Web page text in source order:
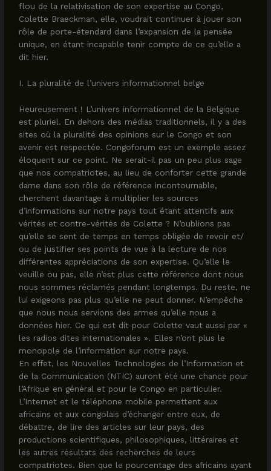
flou de la relativisation de son expertise au Congo,
Colette Braeckman, elle, voudrait continuer à jouer son
rôle de porte-étendard dans l’expansion de la pensée
unique, en étant incapable tenir compte de ce qu’elle a
dit hier.
I. La pluralité de l’univers informationnel belge
Heureusement ! L’univers informationnel de la Belgique
est pluriel. En dehors des médias traditionnels, il y a des
sites où la pluralité des opinions sur le Congo et son
avenir est respectée. Congoforum est un exemple assez
éloquent sur ce point. Ne serait-il pas un peu plus sage
que nos compatriotes, au lieu de conforter cette grande
dame dans son rôle de référence incontournable,
cherchent davantage à multiplier les sources
d’informations sur notre pays tout étant attentifs aux
vérités et contre-vérités de Colette ? N’oublions pas
qu’elle se sent de temps en temps obligée de revoir et/
ou de justifier ses points de vue à la lecture de nos
différentes appréciations de son expertise. Qu’elle le
veuille ou pas, elle n’est plus cette référence dont nous
nous sommes réclamés pendant longtemps. Du reste, ne
lui exigeons pas plus qu’elle ne peut donner. N’empêche
que nous nous servions des armes qu’elle nous a
données hier. Ce qui est dit pour Colette vaut aussi par «
les radios dites internationales ». Elles n’ont plus le
monopole de l’information sur notre pays.
En effet, les Nouvelles Technologies de l’Information et
de la Communication (NTIC) auront été une chance pour
l’Afrique en général et pour le Congo en particulier.
L’Internet et le téléphone mobile permettent aux
africains et aux congolais d’échanger entre eux, de
débattre, de lire des articles sur leur pays, des
productions scientifiques, philosophiques, littéraires et
les autres résultats des recherches de leurs
compatriotes. Bien que le pourcentage des africains ayant